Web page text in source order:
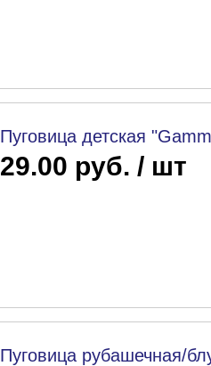
Пуговица детская
29.00 руб. / шт
Пуговица рубашечная/